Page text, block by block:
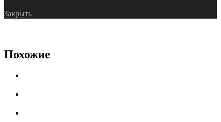
Закрыть
Похожие